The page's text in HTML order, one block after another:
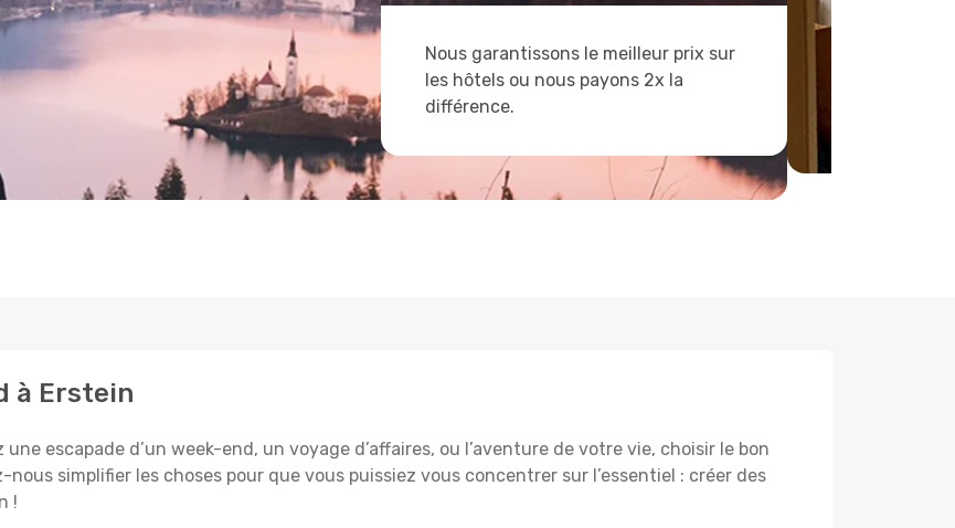
Nous garantissons le meilleur prix sur
les hôtels ou nous payons 2x la
différence.
à Erstein
escapade d’un week-end, un voyage d’affaires, ou l’aventure de votre vie, choisir le bon
simplifier les choses pour que vous puissiez vous concentrer sur l’essentiel : créer des
!